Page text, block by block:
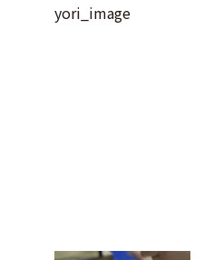
yori_image